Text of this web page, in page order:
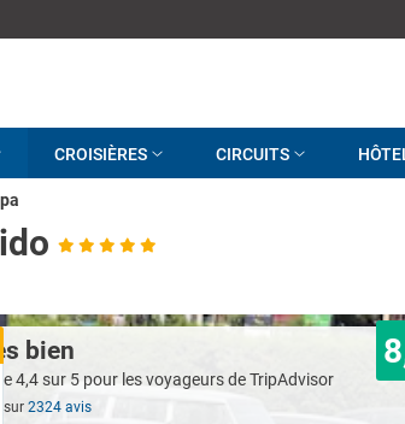
CROISIÈRES CIRCUITS
bien
sur2324 avis